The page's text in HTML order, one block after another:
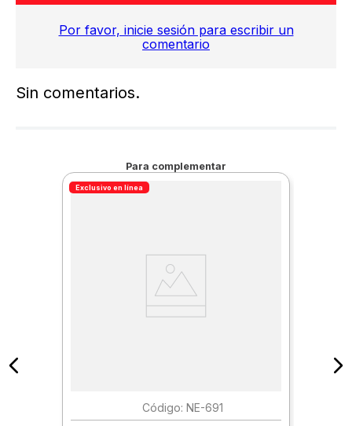
Por favor, inicie sesión para escribir un
comentario
Sin comentarios.
Para complementar
Exclusivo en línea
: NE-691